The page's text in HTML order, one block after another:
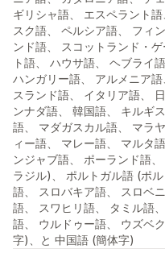
ギリシャ語、 エスペラント
スク語、 ペルシア語、 フィ
ンド語、 スコットランド・
ト語、 ハウサ語、 ヘブライ
ハンガリー語、 アルメニア
スランド語、 イタリア語、
ンナダ語、 韓国語、 キルギ
語、 マダガスカル語、 マラ
ィー語、 マレー語、 マルタ
ンジャブ語、 ポーランド語
ラジル)、 ポルトガル語 (ポ
語、 スロバキア語、 スロベ
語、 スワヒリ語、 タミル語
語、 ウルドゥー語、 ウズベ
字)、と 中国語 (簡体字)